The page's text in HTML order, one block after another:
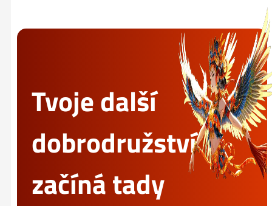
Tvoje další
dobrodružství
začíná tady